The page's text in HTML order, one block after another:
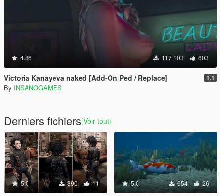
4.86 117 103 603
Victoria Kanayeva naked [Add-On Ped / Replace] 1.1
By INSANOGAMES
Derniers fichiers(Voir tout)
5.0 390 11 5.0 654 26